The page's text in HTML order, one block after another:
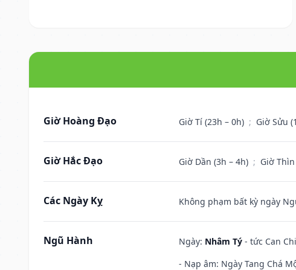
Giờ Hoàng Đạo Giờ Tí (23h – 0h) ; Giờ Sửu
Giờ Hắc Đạo Giờ Dần (3h – 4h) ; Giờ
Các Ngày Kỵ Không phạm bất kỳ ngày
Ngũ Hành Ngày: Nhâm Tý - tức Can
- Nạp âm: Ngày Tang Chá